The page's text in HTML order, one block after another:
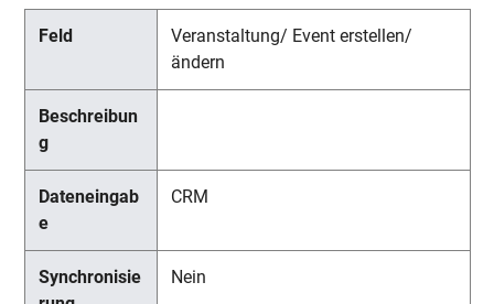
Veranstaltung/ Event erstellen/
ändern
CRM
Nein